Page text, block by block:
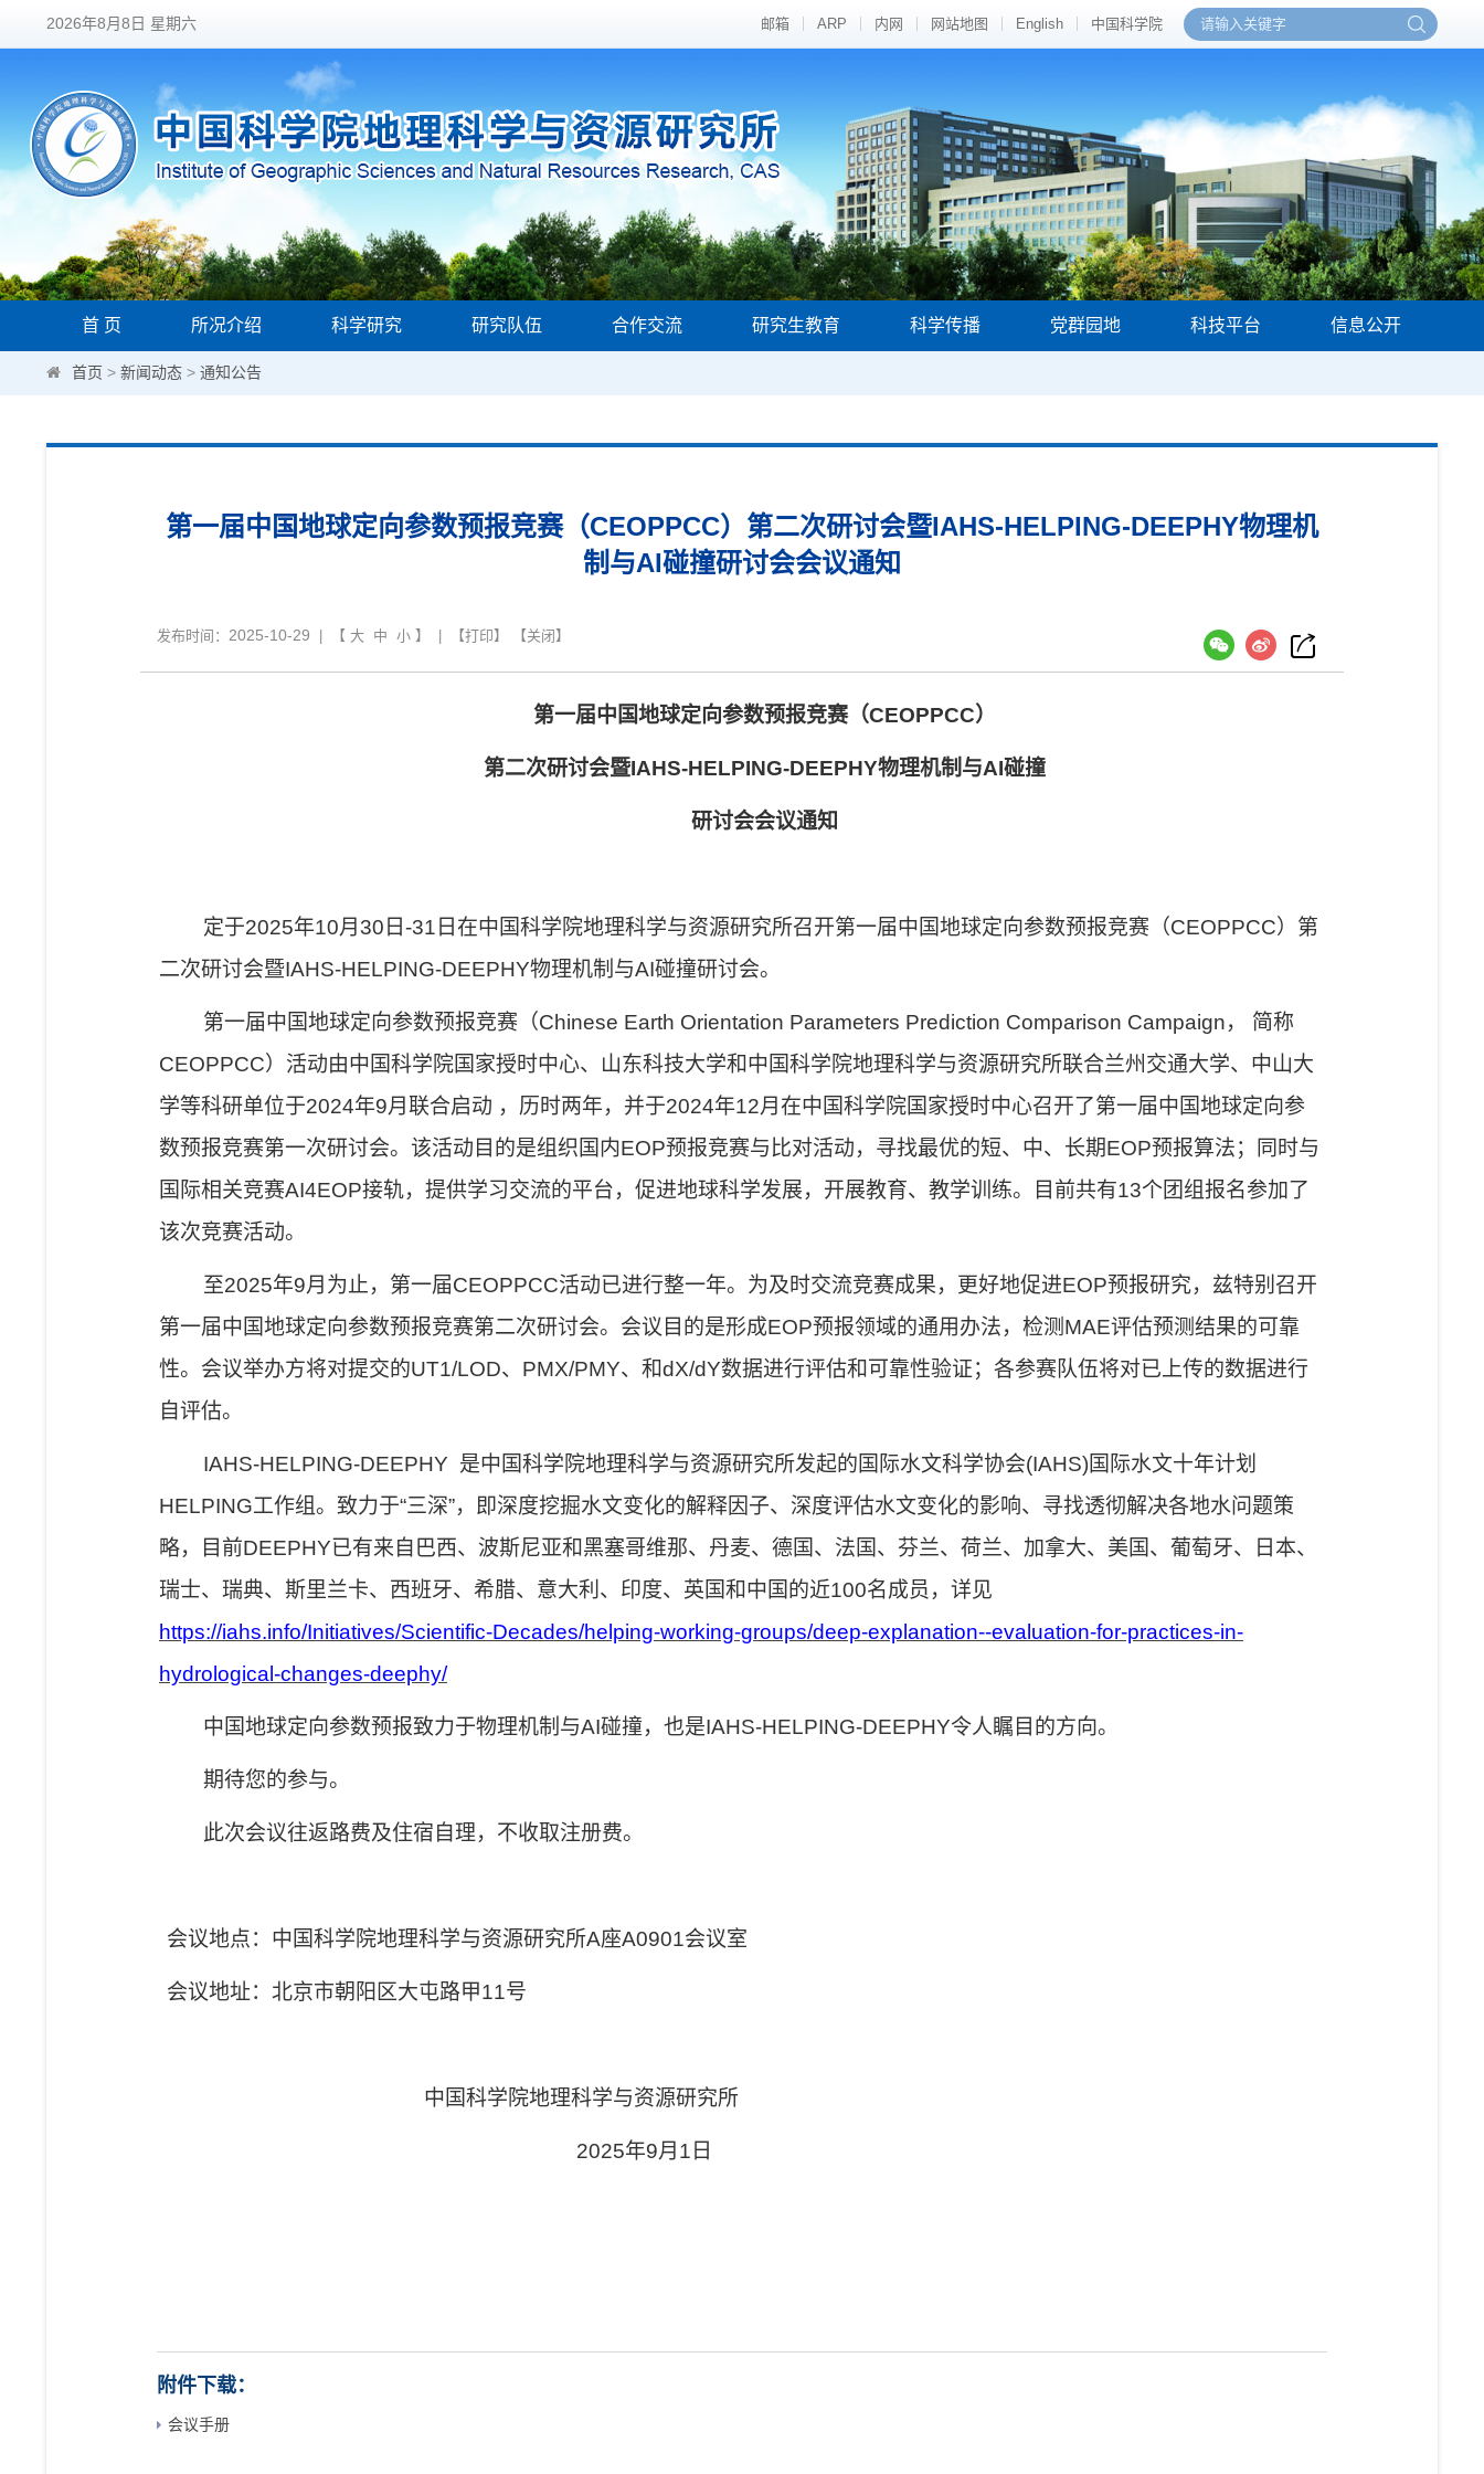
2026年8月8日 星期六 邮箱 ARP 内网 网站地图 English 中国科学院
首 页 所况介绍 科学研究 研究队伍 合作交流 研究生教育 科学传播 党群园地 科技平台 信息公开
首页 > 新闻动态 > 通知公告
第一届中国地球定向参数预报竞赛（CEOPPCC）第二次研讨会暨IAHS-HELPING-DEEPHY物理机
制与AI碰撞研讨会会议通知
发布时间： 2025-10-29 | 【 大 中 小 】 | 【打印】 【关闭 】
第一届中国地球定向参数预报竞赛（CEOPPCC）
第二次研讨会暨IAHS-HELPING-DEEPHY物理机制与AI碰撞
研讨会会议通知
定于2025年10月 30 日-31 日在中国科学院地理科学与资源研究所召开第一届中国地球定向参数预报竞赛（CEOPPCC）第
二次研讨会暨IAHS-HELPING-DEEPHY物理机制与AI碰撞研讨会。
第一届中国地球定向参数预报竞赛（Chinese Earth Orientation Parameters Prediction Comparison Campaign，
简称
CEOPPCC）活动由中国科学院国家授时中心、 山东科技大学和中国科学院地理科学与资源研究所联合兰州交通大学、中山大
学等科研单位于2024年9月联合启动 ， 历时两年，并于2024年12月在中国科学院国家授时中心召开了第一届中国地球定向参
数预报竞赛第一次研讨会。该活动目的是组织国内EOP预报竞赛与比对活动，寻找最优的短、中、长期EOP预报算法；
同时与
国际相关竞赛AI4EOP接轨，提供学习交流的平台，促进地球科学发展， 开展教育、教学训练。目前共有13个团组报名参加 了
该次竞赛活动。
至2025年9月为止，第一届CEOPPCC活动已进行整一年。为及时交流竞赛成果，更好地促进EOP预报研究，兹特别召开
第一届中国地球定向参数预报竞赛第二次研讨会。会议目的是形成EOP预报领域的通用办法， 检测 MAE评估预测结果的可靠
性。会议举办方将对提交的UT1/LOD、 PMX/PMY、和dX/dY数据进行评估和可靠性验证；各参赛队伍将对已上传的数据进行
自评估。
IAHS-HELPING-DEEPHY 是中国科学院地理科学与资源研究所发起的国际水文科学协会(IAHS)国际水文十年计划
HELPING工作组。致力于“三深”，即深度挖掘水文变化的解释因子、深度评估水文变化的影响、寻找透彻解决各地水问题策
略，目前DEEPHY已有来自巴西、波斯尼亚和黑塞哥维那、丹麦、德国、法国、芬兰、荷兰、加拿大、美国、葡萄牙、日本、
瑞士、瑞典、斯里兰卡、西班牙、希腊、意大利、印度、英国和中国的近100名成员，详见
https://iahs.info/Initiatives/Scientific-Decades/helping-working-groups/deep-explanation--evaluation-for-practices-in-
hydrological-changes-deephy/
中国地球定向参数预报致力于物理机制与AI碰撞，也是IAHS-HELPING-DEEPHY令人瞩目的方向。
期待您的参与。
此次会议往返路费及住宿自理，不收取注册费。
会议地点：中国科学院地理科学与资源研究所A座A0901会议室
会议地址：北京市朝阳区大屯路甲11号
中国科学院地理科学与资源研究所
2025年9月 1 日
附件下载：
会议手册